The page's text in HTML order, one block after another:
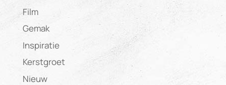
Film
Gemak
Inspiratie
Kerstgroet
Nieuw